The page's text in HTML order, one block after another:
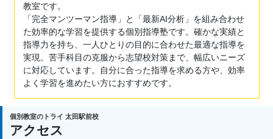
教室です。
「完全マンツーマン指導」と「最新AI分析」を組み合わせ
た効率的な学習を提供する個別指導塾です。確かな実績と
指導力を持ち、一人ひとりの目的に合わせた最適な指導を
実現。苦手科目の克服から志望校対策まで、幅広いニーズ
に対応しています。自分に合った指導を求める方や、効率
よく学習を進めたい方におすすめです。
個別教室のトライ 太田駅前校
アクセス